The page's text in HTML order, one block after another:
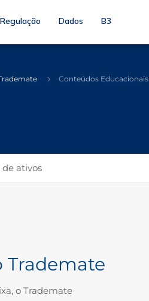
Regulação Dados B3
Conteúdos Educacionais
ativos
Trademate
o Trademate